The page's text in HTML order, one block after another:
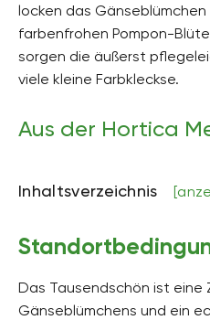
Standort
Sonnig, Vollsonne
Blütezeit
Höhe
Bodenart
Bodenfeuchte
locken das Gänseblümchen
farbenfrohen Pompon-
sorgen die äußerst
viele kleine Farbkleckse.
Aus der Hortica
Inhaltsverzeichnis
Das Tausendschön ist eine
Gänseblümchens und ein